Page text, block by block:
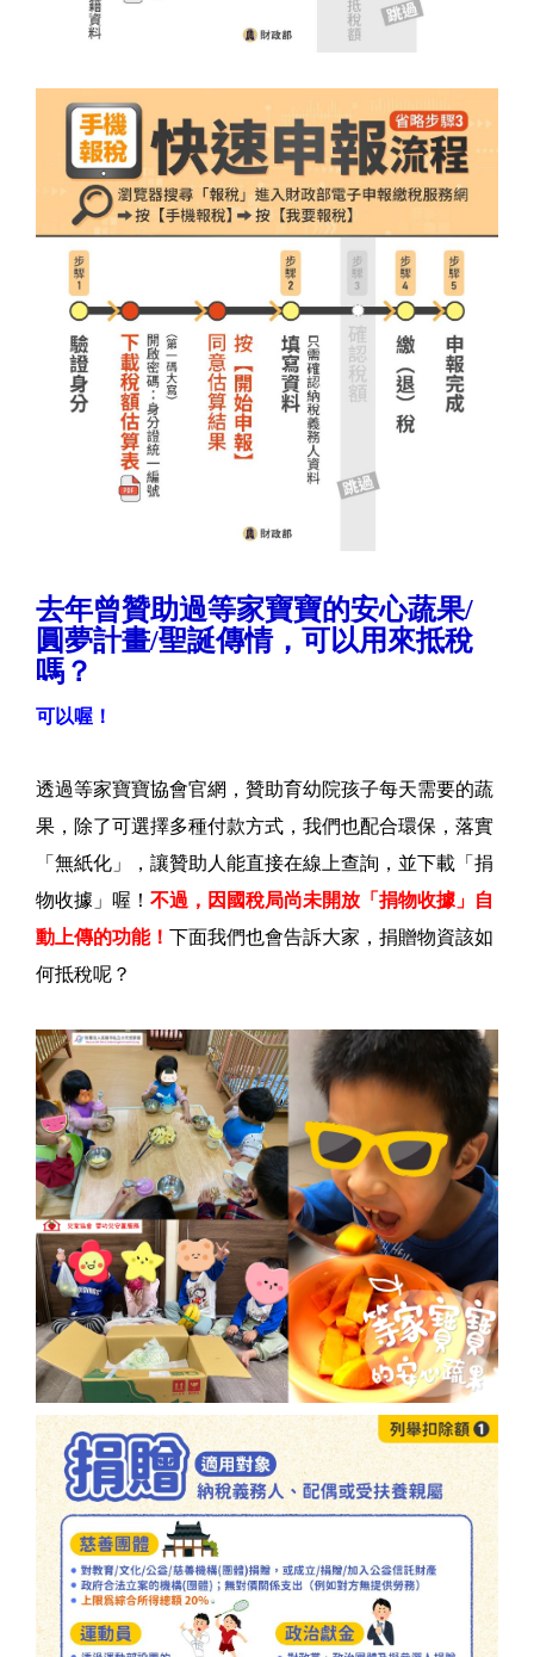
去年曾贊助過等家寶寶的安心蔬果/
圓夢計畫/聖誕傳情，可以用來抵稅
嗎？
可以喔！
透過等家寶寶協會官網，贊助育幼院孩子每天需要的蔬
果，除了可選擇多種付款方式，我們也配合環保，落實
「無紙化」，讓贊助人能直接在線上查詢，並下載「捐
物收據」喔！ 不過，因國稅局尚未開放「捐物收據」自
動上傳的功能！ 下面我們也會告訴大家，捐贈物資該如
何抵稅呢？